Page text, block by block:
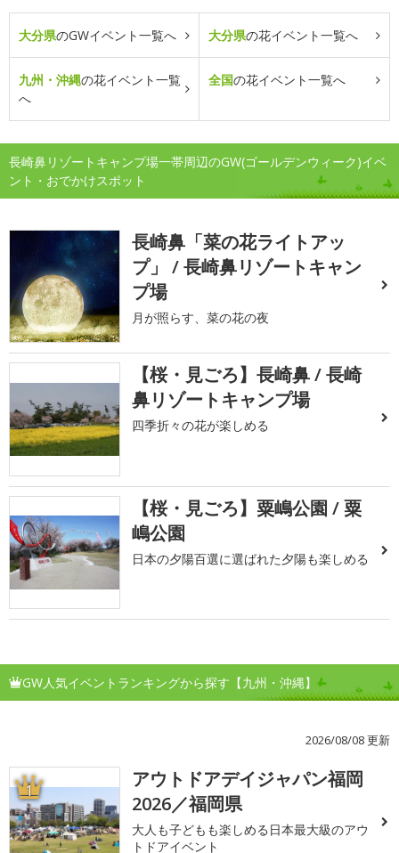
大分県のGWイベント一覧へ 大分県の花イベント一覧へ
九州・沖縄の花イベント一覧
へ
全国の花イベント一覧へ
長崎鼻リゾートキャンプ場一帯周辺のGW(ゴールデンウィーク)イベ
ント・おでかけスポット
長崎鼻「菜の花ライトアッ
プ」 / 長崎鼻リゾートキャン
プ場
月が照らす、菜の花の夜
【桜・見ごろ】長崎鼻 / 長崎
鼻リゾートキャンプ場
四季折々の花が楽しめる
【桜・見ごろ】粟嶋公園 / 粟
嶋公園
日本の夕陽百選に選ばれた夕陽も楽しめる
GW人気イベントランキングから探す【九州・沖縄】
2026/08/08 更新
1
アウトドアデイジャパン福岡
2026／福岡県
大人も子どもも楽しめる日本最大級のアウ
トドアイベント